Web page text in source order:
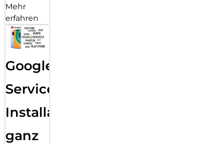
Mehr
erfahren
Google
Services
Installation
ganz